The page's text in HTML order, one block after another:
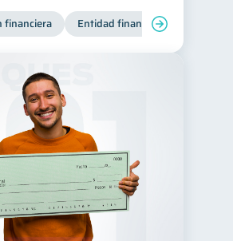
financiera Entidad financiera